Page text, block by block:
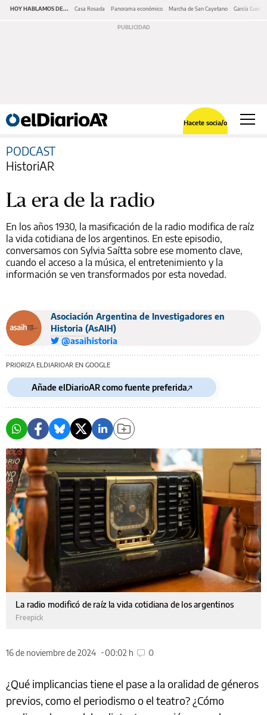
HOY HABLAMOS DE... Casa Rosada Panorama económico Marcha de San Cayetano García Cuerva
Hacete socia/o
PODCAST
HistoriAR
La era de la radio
En los años 1930, la masificación de la radio modifica de raíz
la vida cotidiana de los argentinos. En este episodio,
conversamos con Sylvia Saítta sobre ese momento clave,
cuando el acceso a la música, el entretenimiento y la
información se ven transformados por esta novedad.
Asociación Argentina de Investigadores en
Historia (AsAIH)
@asaihistoria
PRIORIZA ELDIARIOAR EN GOOGLE
Añade elDiarioAR como fuente preferida
La radio modificó de raíz la vida cotidiana de los argentinos
Freepick
16 de noviembre de 2024 00:02 h 0
¿Qué implicancias tiene el pase a la oralidad de géneros
previos, como el periodismo o el teatro? ¿Cómo